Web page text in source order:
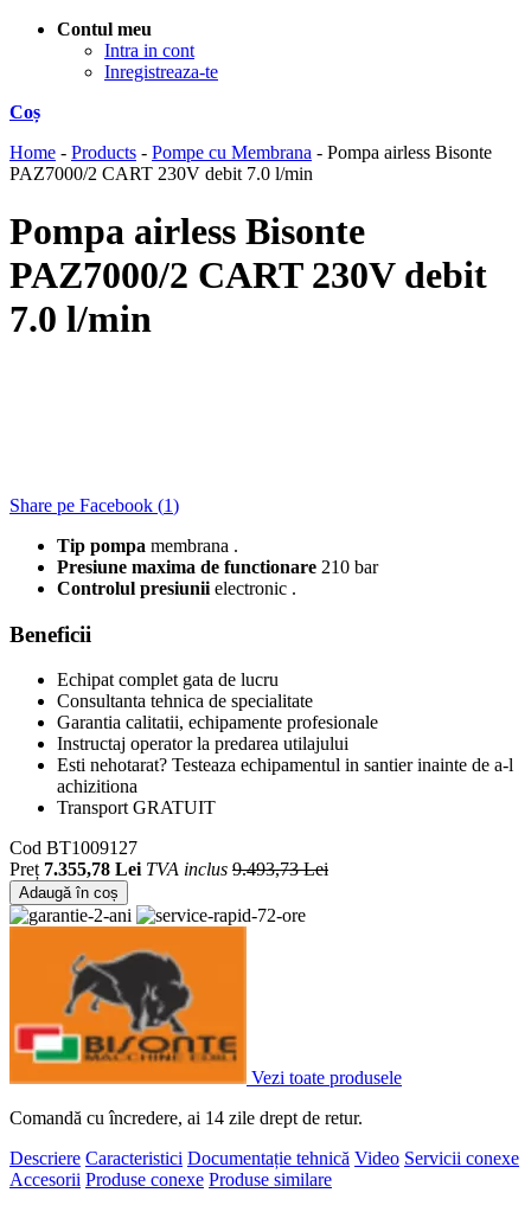
Contul meu
Intra in cont
Inregistreaza-te
Coș
Home - Products - Pompe cu Membrana - Pompa airless Bisonte
PAZ7000/2 CART 230V debit 7.0 l/min
Pompa airless Bisonte
PAZ7000/2 CART 230V debit
7.0 l/min
Share pe Facebook (1)
Tip pompa membrana .
Presiune maxima de functionare 210 bar
Controlul presiunii electronic .
Beneficii
Echipat complet gata de lucru
Consultanta tehnica de specialitate
Garantia calitatii, echipamente profesionale
Instructaj operator la predarea utilajului
Esti nehotarat? Testeaza echipamentul in santier inainte de a-l
achizitiona
Transport GRATUIT
Cod BT1009127
Preț 7.355,78 Lei TVA inclus 9.493,73 Lei
Adaugă în coș
Vezi toate produsele
Comandă cu încredere, ai 14 zile drept de retur.
Descriere Caracteristici Documentație tehnică Video Servicii conexe
Accesorii Produse conexe Produse similare